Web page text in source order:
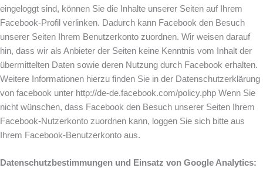
eingeloggt sind, können Sie die Inhalte unserer Seiten auf Ihrem
Facebook-Profil verlinken. Dadurch kann Facebook den Besuch
unserer Seiten Ihrem Benutzerkonto zuordnen. Wir weisen darauf
hin, dass wir als Anbieter der Seiten keine Kenntnis vom Inhalt der
übermittelten Daten sowie deren Nutzung durch Facebook erhalten.
Weitere Informationen hierzu finden Sie in der Datenschutzerklärung
von facebook unter http://de-de.facebook.com/policy.php Wenn Sie
nicht wünschen, dass Facebook den Besuch unserer Seiten Ihrem
Facebook-Nutzerkonto zuordnen kann, loggen Sie sich bitte aus
Ihrem Facebook-Benutzerkonto aus.
Datenschutzbestimmungen und Einsatz von Google Analytics: